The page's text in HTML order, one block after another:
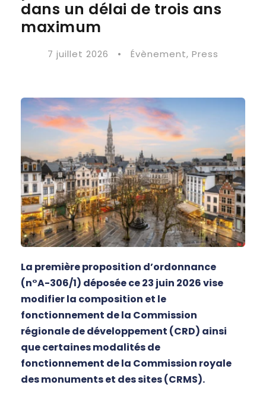
dans un délai de trois ans
maximum
7 juillet 2026 • Évènement, Press
La première proposition d’ordonnance
(n°A-306/1) déposée ce 23 juin 2026 vise
modifier la composition et le
fonctionnement de la Commission
régionale de développement (CRD) ainsi
que certaines modalités de
fonctionnement de la Commission royale
des monuments et des sites (CRMS).